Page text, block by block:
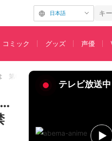
日本語
コミック グッズ 声優
第6話先行カットが解禁
テレビ放送中